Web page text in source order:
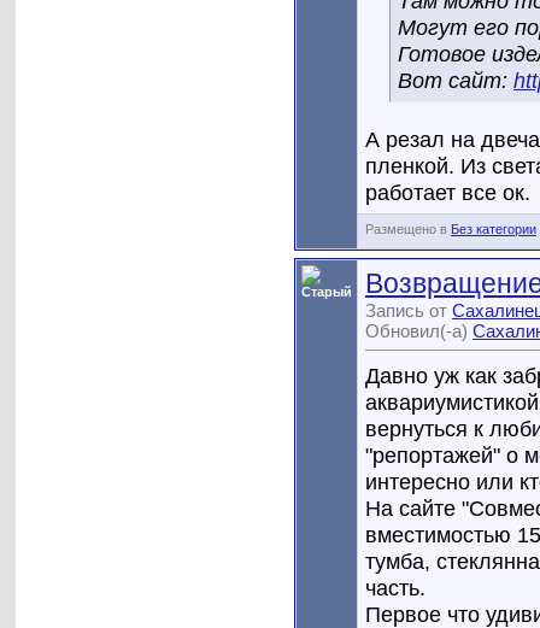
Могут его
Готовое
Вот сайт:
А резал на
пленкой. Из
работает все ок.
Размещено в Без категории
Запись от
Обновил(-а)
Давно уж как
вернуться к
"репортажей" о
интересно или
На сайте
вместимостью
тумба,
часть.
Первое что